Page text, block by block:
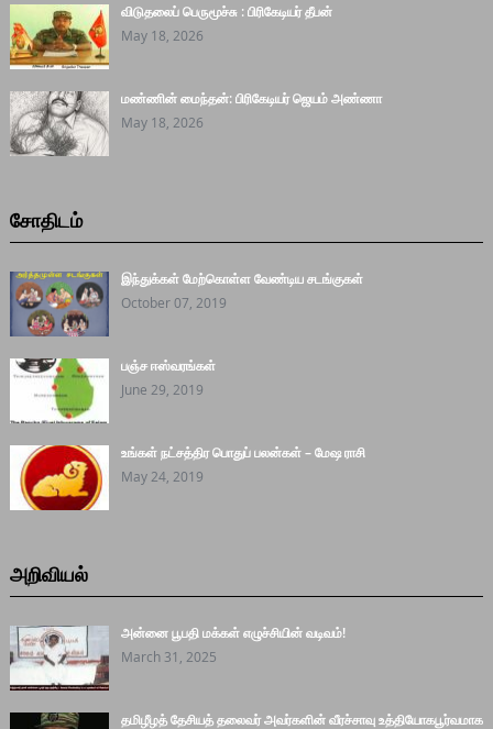
விடுதலைப் பெருமூச்சு : பிரிகேடியர் தீபன்
May 18, 2026
மண்ணின் மைந்தன்: பிரிகேடியர் ஜெயம் அண்ணா
May 18, 2026
சோதிடம்
இந்துக்கள் மேற்கொள்ள வேண்டிய சடங்குகள்
October 07, 2019
பஞ்ச ஈஸ்வரங்கள்
June 29, 2019
உங்கள் நட்சத்திர பொதுப் பலன்கள் – மேஷ ராசி
May 24, 2019
அறிவியல்
அன்னை பூபதி மக்கள் எழுச்சியின் வடிவம்!
March 31, 2025
தமிழீழத் தேசியத் தலைவர் அவர்களின் வீரச்சாவு உத்தியோகபூர்வமாக